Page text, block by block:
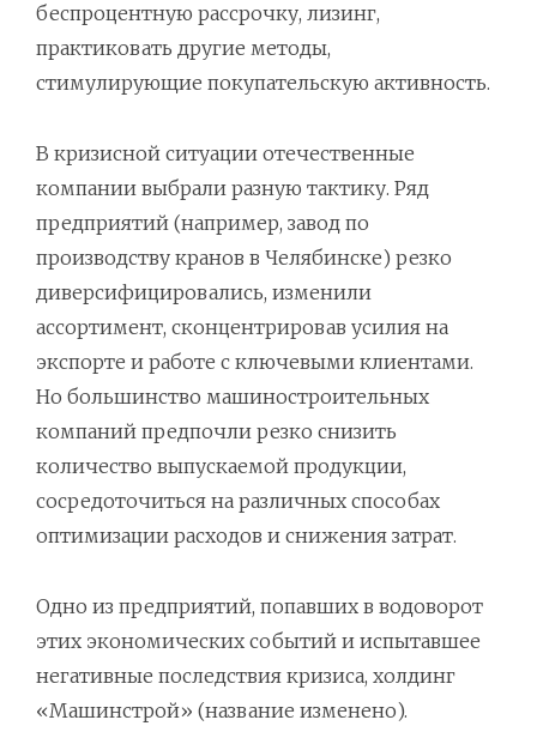
беспроцентную рассрочку, лизинг,
практиковать другие методы,
стимулирующие покупательскую активность.
В кризисной ситуации отечественные
компании выбрали разную тактику. Ряд
предприятий (например, завод по
производству кранов в Челябинске) резко
диверсифицировались, изменили
ассортимент, сконцентрировав усилия на
экспорте и работе с ключевыми клиентами.
Но большинство машиностроительных
компаний предпочли резко снизить
количество выпускаемой продукции,
сосредоточиться на различных способах
оптимизации расходов и снижения затрат.
Одно из предприятий, попавших в водоворот
этих экономических событий и испытавшее
негативные последствия кризиса, холдинг
«Машинстрой» (название изменено).